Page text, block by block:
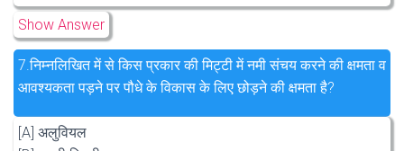
Show Answer
7.निम्नलिखित में से किस प्रकार की मिट्टी में नमी संचय करने की क्षमता व
आवश्यकता पड़ने पर पौधे के विकास के लिए छोड़ने की क्षमता है?
[A] अलुवियल